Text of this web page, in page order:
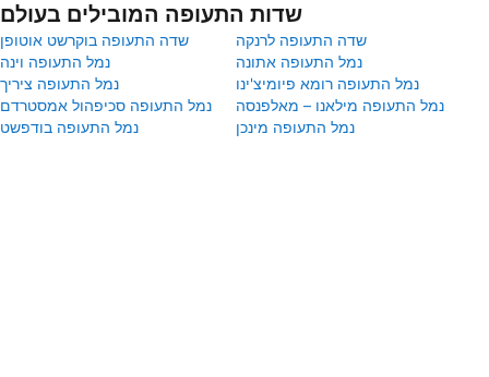
שדות התעופה המובילים בעולם
שדה התעופה בוקרשט אוטופן
שדה התעופה לרנקה
נמל התעופה וינה
נמל התעופה אתונה
נמל התעופה ציריך
נמל התעופה רומא פיומיצ'ינו
נמל התעופה סכיפהול אמסטרדם
נמל התעופה מילאנו – מאלפנסה
נמל התעופה בודפשט
נמל התעופה מינכן